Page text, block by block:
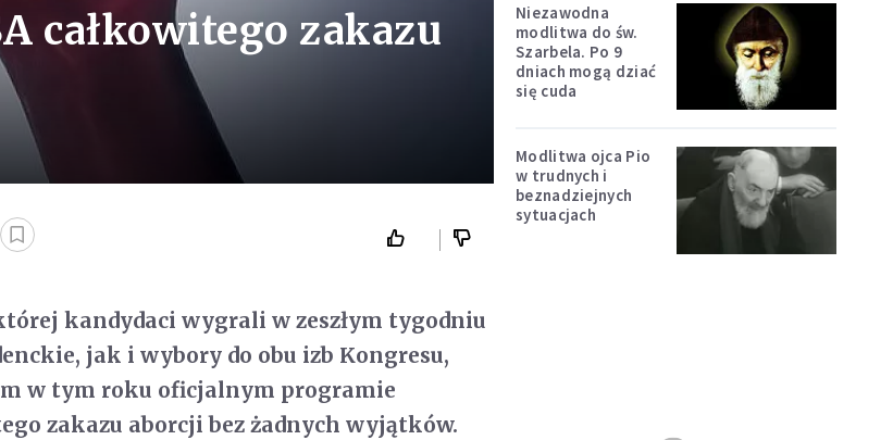
całkowitego zakazu
kandydaci wygrali w zeszłym tygodniu
jak i wybory do obu izb Kongresu,
w tym roku oficjalnym programie
zakazu aborcji bez żadnych wyjątków.
Niezawodna
modlitwa do św.
Szarbela. Po 9
dniach mogą dziać
się cuda
Modlitwa ojca Pio
w trudnych i
beznadziejnych
sytuacjach